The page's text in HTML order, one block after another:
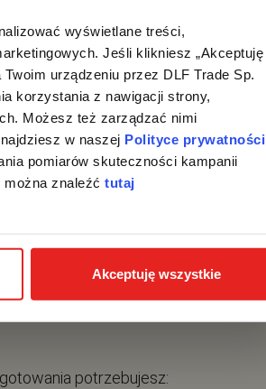
wyświetlane treści,
Jeśli klikniesz „Akceptuję
urządzeniu przez DLF Trade Sp.
korzystania z nawigacji strony,
Możesz też zarządzać nimi
w naszej Polityce prywatności
pomiarów skuteczności kampanii
można znaleźć tutaj
Akceptuję wszystkie
potrzebujesz: